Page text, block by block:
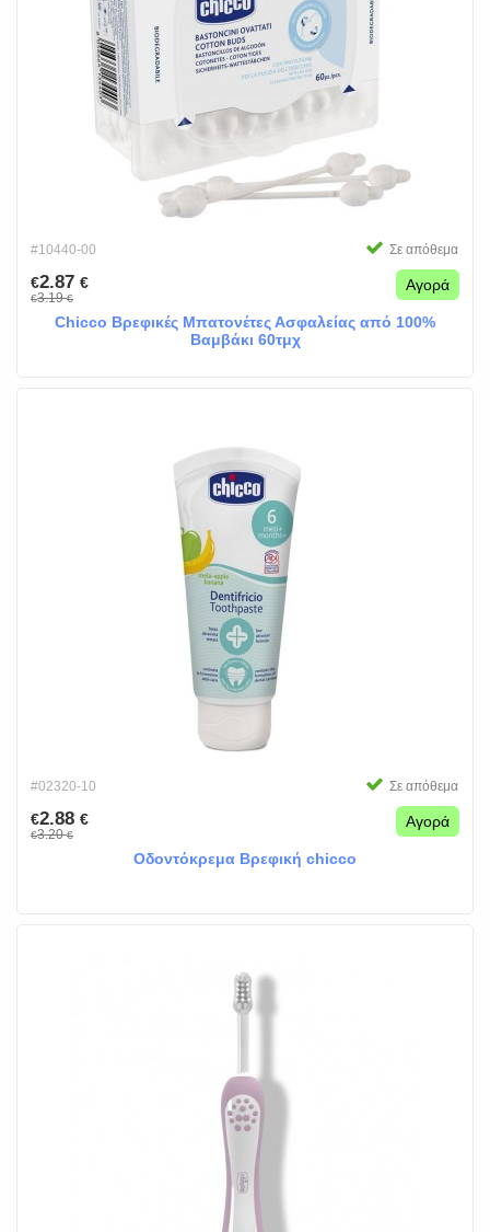
#10440-00 Σε απόθεμα
€2.87 €
€3.19€
Αγορά
Chicco Βρεφικές Μπατονέτες Ασφαλείας από 100%
Βαμβάκι 60τμχ
#02320-10 Σε απόθεμα
€2.88 €
€3.20€
Αγορά
Οδοντόκρεμα Βρεφική chicco